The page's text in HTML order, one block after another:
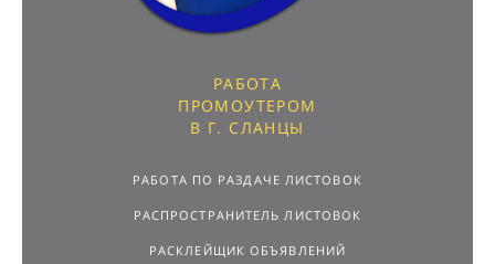
РАБОТА
ПРОМОУТЕРОМ
В Г. СЛАНЦЫ
РАБОТА ПО РАЗДАЧЕ ЛИСТОВОК
РАСПРОСТРАНИТЕЛЬ ЛИСТОВОК
РАСКЛЕЙЩИК ОБЪЯВЛЕНИЙ